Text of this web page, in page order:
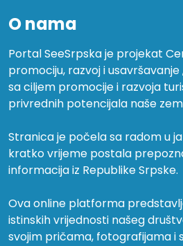
O nama
Portal SeeSrpska je projekat
promociju, razvoj i usavršavanje
sa ciljem promocije i razvoja
privrednih potencijala naše
Stranica je počela sa radom u
kratko vrijeme postala
informacija iz Republike Srpske.
Ova online platforma
istinskih vrijednosti našeg
svojim pričama, fotografijama i